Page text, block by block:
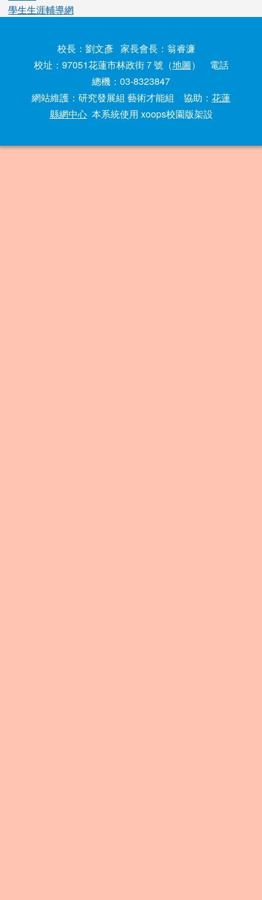
學生生涯輔導網
校長：劉文彥 家長會長：翁睿濂
校址：97051花蓮市林政街７號（地圖） 電話
總機：03-8323847
網站維護：研究發展組 藝術才能組 協助： 花蓮
縣網中心本系統使用 xoops校園版架設